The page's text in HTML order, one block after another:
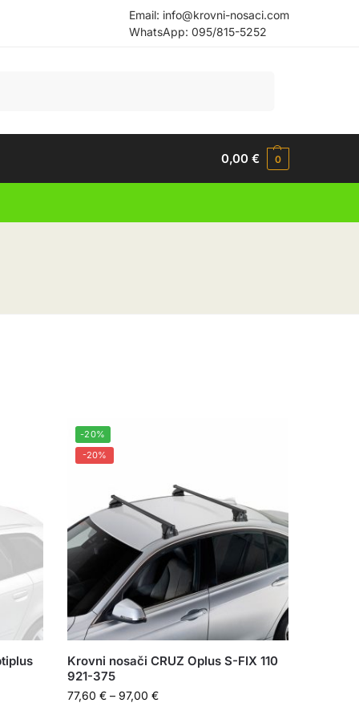
Email: info@krovni-nosaci.com
WhatsApp: 095/815-5252
0,00€ 0
-20%
-20%
Krovni nosači CRUZ Oplus S-FIX 110
921-375
77,60€ – 97,00€